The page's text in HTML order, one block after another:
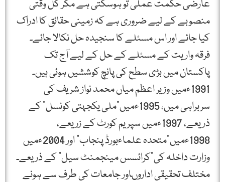
عارضی حکمت عملی تو ہوسکتی ہے مگر کل وقتی
منصوبے کے لیے ضروری ہے کہ زمینی حقائق کا ادراک
کیا جائے اور اس مسئلے کا سنجیدہ حل نکالا جائے۔
فرقہ واریت کے مسئلے کے حل کے لیے آج تک
پاکستان میں بڑی سطح کی پانچ کوششیں ہوئی ہیں۔
1991ءمیں وزیر اعظم میاں محمد نواز شریف کی
سربراہی میں، 1995ءمیں”ملی یکجہتی کونسل“ کے
ذریعے، 1997ءمیں سپریم کورٹ کے زریعے،
1998ءمیں”متحدہ علماءبورڈ پنجاب“ اور 2004ءمیں
وزارت داخلہ کی”کرائسس مینجمنٹ سیل“ کے ذریعے۔
مختلف تحقیقی اداروںاور جامعات کی طرف سے ہونے